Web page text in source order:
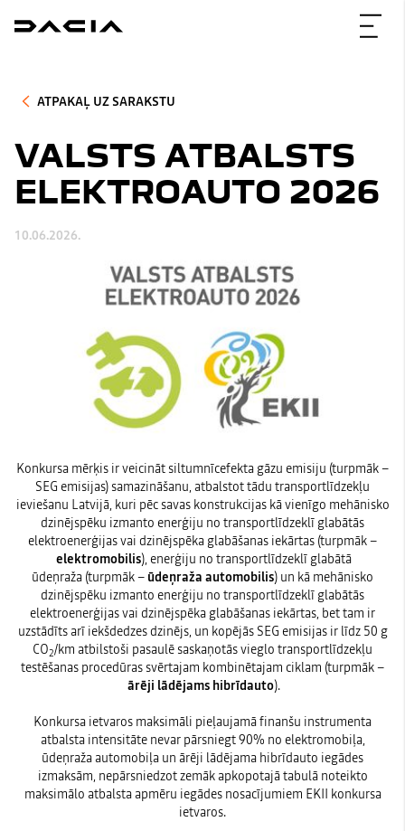
ATPAKAĻ UZ SARAKSTU
VALSTS ATBALSTS
ELEKTROAUTO 2026
10.06.2026.
Konkursa mērķis ir veicināt siltumnīcefekta gāzu emisiju (turpmāk –
SEG emisijas) samazināšanu, atbalstot tādu transportlīdzekļu
ieviešanu Latvijā, kuri pēc savas konstrukcijas kā vienīgo mehānisko
dzinējspēku izmanto enerģiju no transportlīdzeklī glabātās
elektroenerģijas vai dzinējspēka glabāšanas iekārtas (turpmāk –
elektromobilis), enerģiju no transportlīdzeklī glabātā
ūdeņraža (turpmāk – ūdeņraža automobilis) un kā mehānisko
dzinējspēku izmanto enerģiju no transportlīdzeklī glabātās
elektroenerģijas vai dzinējspēka glabāšanas iekārtas, bet tam ir
uzstādīts arī iekšdedzes dzinējs, un kopējās SEG emisijas ir līdz 50 g
CO2/km atbilstoši pasaulē saskaņotās vieglo transportlīdzekļu
testēšanas procedūras svērtajam kombinētajam ciklam (turpmāk –
ārēji lādējams hibrīdauto).
Konkursa ietvaros maksimāli pieļaujamā finanšu instrumenta
atbalsta intensitāte nevar pārsniegt 90% no elektromobiļa,
ūdeņraža automobiļa un ārēji lādējama hibrīdauto iegādes
izmaksām, nepārsniedzot zemāk apkopotajā tabulā noteikto
maksimālo atbalsta apmēru iegādes nosacījumiem EKII konkursa
ietvaros.